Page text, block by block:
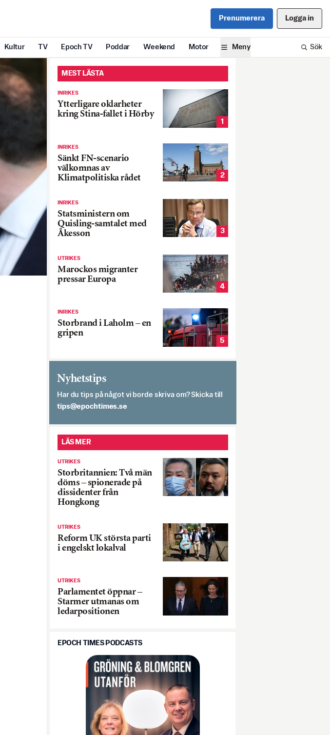
Prenumerera Logga in
Kultur TV Epoch TV Poddar Weekend Motor Meny Sök
MEST LÄSTA
INRIKES
Ytterligare oklarheter
kring Stina-fallet i Hörby
1
INRIKES
Sänkt FN-scenario
välkomnas av
Klimatpolitiska rådet
2
INRIKES
Statsministern om
Quisling-samtalet med
Åkesson
3
UTRIKES
Marockos migranter
pressar Europa
4
INRIKES
Storbrand i Laholm – en
gripen
5
Nyhetstips
Har du tips på något vi borde skriva om? Skicka till
es.semithcope@spit
LÄS MER
UTRIKES
Storbritannien: Två män
döms – spionerade på
dissidenter från
Hongkong
UTRIKES
Reform UK största parti
i engelskt lokalval
UTRIKES
Parlamentet öppnar –
Starmer utmanas om
ledarpositionen
EPOCH TIMES PODCASTS